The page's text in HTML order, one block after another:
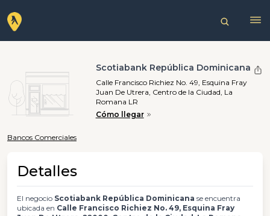
Scotiabank República Dominicana
Calle Francisco Richiez No. 49, Esquina Fray
Juan De Utrera, Centro de la Ciudad, La
Romana LR
Cómo llegar
Bancos Comerciales
Detalles
El negocio Scotiabank República Dominicana se encuentra
ubicada en Calle Francisco Richiez No. 49, Esquina Fray